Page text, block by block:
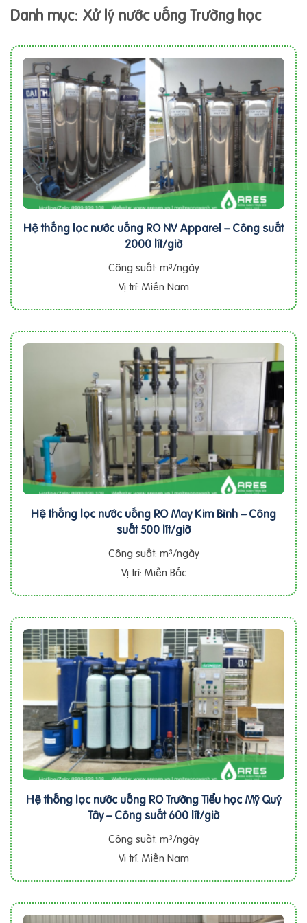
Danh mục: Xử lý nước uống Trường học
Hệ thống lọc nước uống RO NV Apparel – Công suất
2000 lít/giờ
Công suất: m³/ngày
Vị trí: Miền Nam
Hệ thống lọc nước uống RO May Kim Bình – Công
suất 500 lít/giờ
Công suất: m³/ngày
Vị trí: Miền Bắc
Hệ thống lọc nước uống RO Trường Tiểu học Mỹ Quý
Tây – Công suất 600 lít/giờ
Công suất: m³/ngày
Vị trí: Miền Nam